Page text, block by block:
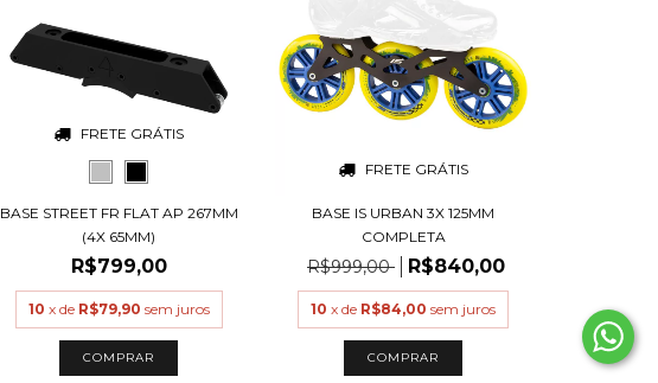
FRETE GRÁTIS
BASE STREET FR FLAT AP 267MM
(4X 65MM)
R$799,00
10 x de R$79,90 sem juros
COMPRAR
FRETE GRÁTIS
BASE IS URBAN 3X 125MM
COMPLETA
R$999,00 R$840,00
10 x de R$84,00 sem juros